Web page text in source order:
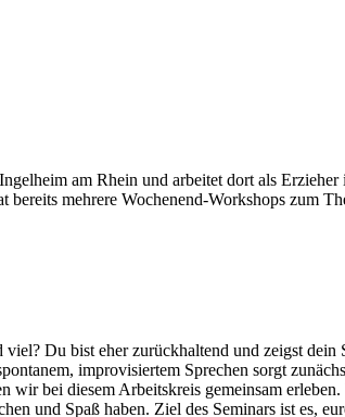
am Rhein und arbeitet dort als
bereits mehrere Wochenend-Workshops zum
Du bist eher zurückhaltend und zeigst
improvisiertem Sprechen sorgt
wir bei diesem Arbeitskreis gemeinsam
und Spaß haben. Ziel des Seminars ist es,